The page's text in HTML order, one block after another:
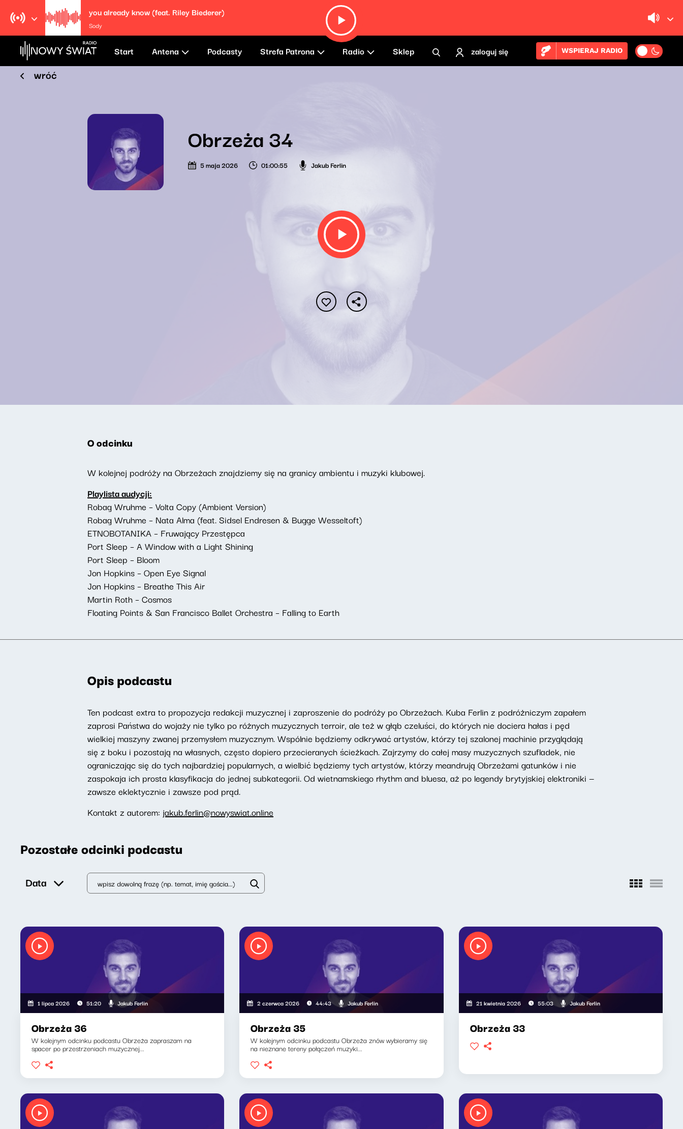
you already know (feat. Riley Biederer)
Sody
Start Antena Podcasty Strefa Patrona Radio Sklep zaloguj się WSPIERAJ RADIO
wróć
Obrzeża 34
5 maja 2026 01:00:55 Jakub Ferlin
O odcinku
W kolejnej podróży na Obrzeżach znajdziemy się na granicy ambientu i muzyki klubowej.
Playlista audycji:
Robag Wruhme – Volta Copy (Ambient Version)
Robag Wruhme – Nata Alma (feat. Sidsel Endresen & Bugge Wesseltoft)
ETNOBOTANIKA – Fruwający Przestępca
Port Sleep – A Window with a Light Shining
Port Sleep – Bloom
Jon Hopkins – Open Eye Signal
Jon Hopkins – Breathe This Air
Martin Roth – Cosmos
Floating Points & San Francisco Ballet Orchestra – Falling to Earth
Opis podcastu
Ten podcast extra to propozycja redakcji muzycznej i zaproszenie do podróży po Obrzeżach. Kuba Ferlin z podróżniczym zapałem
zaprosi Państwa do wojaży nie tylko po różnych muzycznych terroir, ale też w głąb czeluści, do których nie dociera hałas i pęd
wielkiej maszyny zwanej przemysłem muzycznym. Wspólnie będziemy odkrywać artystów, którzy tej szalonej machinie przyglądają
się z boku i pozostają na własnych, często dopiero przecieranych ścieżkach. Zajrzymy do całej masy muzycznych szufladek, nie
ograniczając się do tych najbardziej popularnych, a wielbić będziemy tych artystów, którzy meandrują Obrzeżami gatunków i nie
zaspokaja ich prosta klasyfikacja do jednej subkategorii. Od wietnamskiego rhythm and bluesa, aż po legendy brytyjskiej elektroniki —
zawsze eklektycznie i zawsze pod prąd.
Kontakt z autorem: jakub.ferlin@nowyswiat.online
Pozostałe odcinki podcastu
Data
1 lipca 2026 51:20 Jakub Ferlin
Obrzeża 36
W kolejnym odcinku podcastu Obrzeża zapraszam na
spacer po przestrzeniach muzycznej...
2 czerwca 2026 44:43 Jakub Ferlin
Obrzeża 35
W kolejnym odcinku podcastu Obrzeża znów wybieramy się
na nieznane tereny połączeń muzyki...
21 kwietnia 2026 55:03 Jakub Ferlin
Obrzeża 33